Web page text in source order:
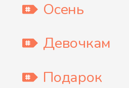
Осень
Девочкам
Подарок